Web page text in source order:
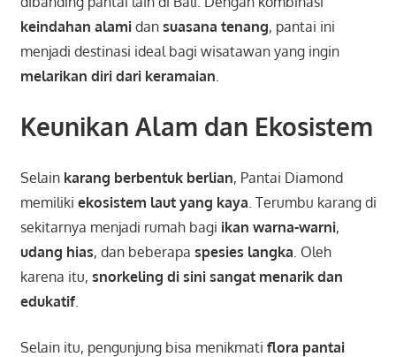
keindahan alamidan suasana tenang, pantai ini
menjadi destinasi ideal bagi wisatawan yang ingin
melarikan diri dari keramaian
Keunikan Alam dan Ekosistem
Selain karang berbentuk berlian, Pantai Diamond
memiliki ekosistem laut yang kaya . Terumbu karang di
sekitarnya menjadi rumah bagi ikan warna-warni,
udang hias, dan beberapa spesies langka . Oleh
karena itu, snorkeling di sini sangat menarik dan
edukatif.
Selain itu, pengunjung bisa menikmati flora pantai